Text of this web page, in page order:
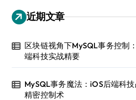
近期文章
区块链视角下MySQL事务控制
端科技实战精要
MySQL事务魔法：iOS后端科
精密控制术